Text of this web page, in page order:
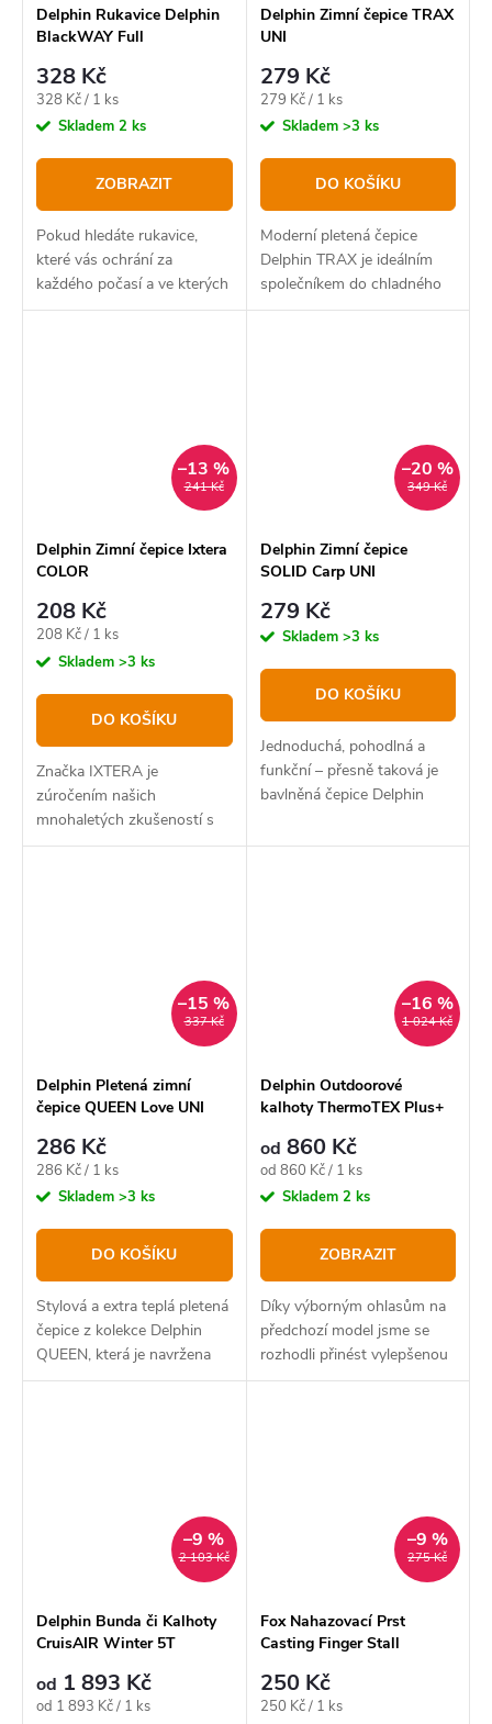
Delphin Rukavice Delphin
BlackWAY Full
328 Kč
Měrná
cena:
328 Kč / 1 ks
Skladem 2 ks
ZOBRAZIT
Pokud hledáte rukavice,
které vás ochrání za
každého počasí a ve kterých
budete vypadat maximálně
Delphin Zimní čepice TRAX
UNI
279 Kč
Měrná
cena:
279 Kč / 1 ks
Skladem >3 ks
DO KOŠÍKU
Moderní pletená čepice
Delphin TRAX je ideálním
společníkem do chladného
počasí.
241 Kč
–13 %
Delphin Zimní čepice Ixtera
COLOR
208 Kč
Měrná
cena:
208 Kč / 1 ks
Skladem >3 ks
DO KOŠÍKU
Značka IXTERA je
zúročením našich
mnohaletých zkušeností s
vývojem a testováním
349 Kč
–20 %
Delphin Zimní čepice
SOLID Carp UNI
279 Kč
Skladem >3 ks
DO KOŠÍKU
Jednoduchá, pohodlná a
funkční – přesně taková je
bavlněná čepice Delphin
337 Kč
–15 %
Delphin Pletená zimní
čepice QUEEN Love UNI
286 Kč
Měrná
cena:
286 Kč / 1 ks
Skladem >3 ks
DO KOŠÍKU
Stylová a extra teplá pletená
čepice z kolekce Delphin
QUEEN, která je navržena
speciálně pro ženské
1 024 Kč
–16 %
Delphin Outdoorové
kalhoty ThermoTEX Plus+
od 860 Kč
Měrná
cena:
od 860 Kč / 1 ks
Skladem 2 ks
ZOBRAZIT
Díky výborným ohlasům na
předchozí model jsme se
rozhodli přinést vylepšenou
verzi, která nabízí lepší
2 103 Kč
–9 %
Delphin Bunda či Kalhoty
CruisAIR Winter 5T
od 1 893 Kč
Měrná
od 1 893 Kč / 1 ks
275 Kč
–9 %
Fox Nahazovací Prst
Casting Finger Stall
250 Kč
Měrná
250 Kč / 1 ks